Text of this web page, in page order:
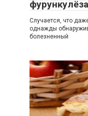
фурункулёза
Случается, что
однажды
болезненный